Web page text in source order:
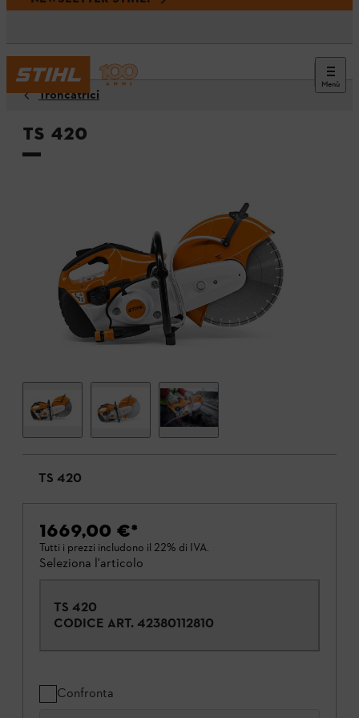
Menù
Troncatrici
TS 420
TS 420
1669,00 €*
Tutti i prezzi includono il 22% di IVA.
Seleziona l'articolo
TS 420
CODICE ART. 42380112810
Confronta